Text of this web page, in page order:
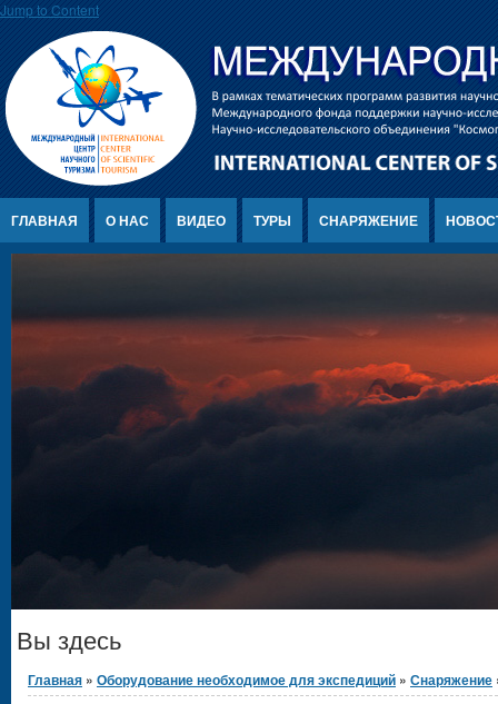
Jump to Content
ГЛАВНАЯ О НАС ВИДЕО ТУРЫ СНАРЯЖЕНИЕ
Вы здесь
Главная » Оборудование необходимое для экспедиций » Снаряжение